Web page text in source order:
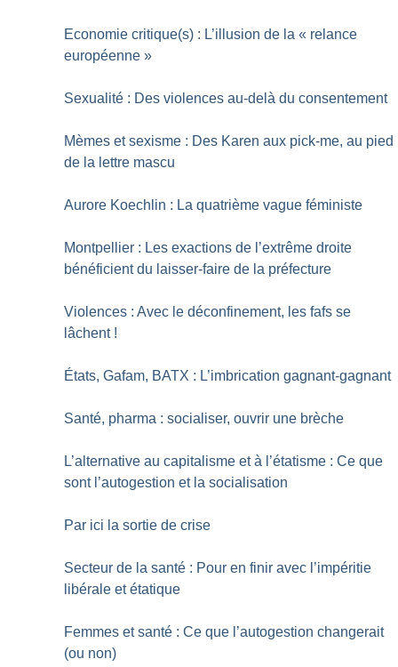
Economie critique(s) : L’illusion de la « relance
européenne »
Sexualité : Des violences au-delà du consentement
Mèmes et sexisme : Des Karen aux pick-me, au pied
de la lettre mascu
Aurore Koechlin : La quatrième vague féministe
Montpellier : Les exactions de l’extrême droite
bénéficient du laisser-faire de la préfecture
Violences : Avec le déconfinement, les fafs se
lâchent !
États, Gafam, BATX : L’imbrication gagnant-gagnant
Santé, pharma : socialiser, ouvrir une brèche
L’alternative au capitalisme et à l’étatisme : Ce que
sont l’autogestion et la socialisation
Par ici la sortie de crise
Secteur de la santé : Pour en finir avec l’impéritie
libérale et étatique
Femmes et santé : Ce que l’autogestion changerait
(ou non)